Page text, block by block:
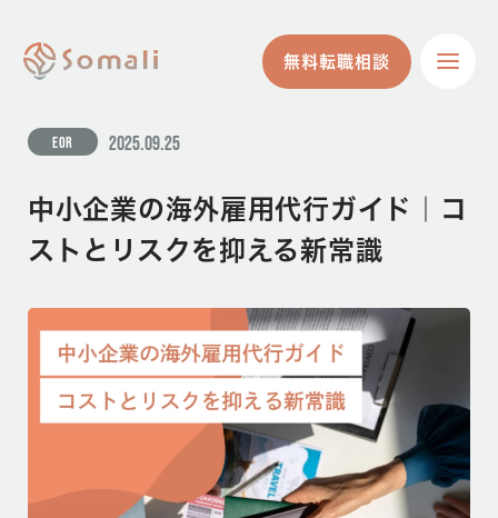
無料転職相談
EOR 2025.09.25
中小企業の海外雇用代行ガイド｜コ
ストとリスクを抑える新常識